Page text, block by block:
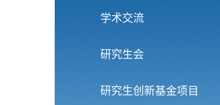
学术交流
研究生会
研究生创新基金项目